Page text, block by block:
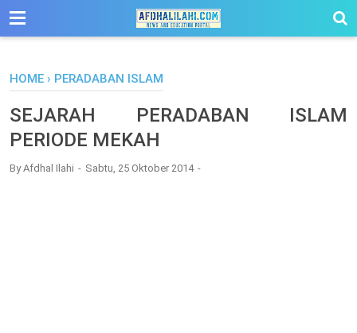
-->
HOME › PERADABAN ISLAM
SEJARAH PERADABAN ISLAM
PERIODE MEKAH
ByAfdhal Ilahi Sabtu, 25 Oktober 2014